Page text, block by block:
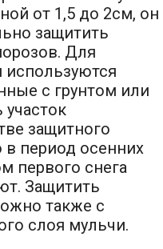
от 1,5 до 2см, он
защитить
Для
используются
с грунтом или
защитного
в период осенних
первого снега
Защитить
также с
слоя мульчи.